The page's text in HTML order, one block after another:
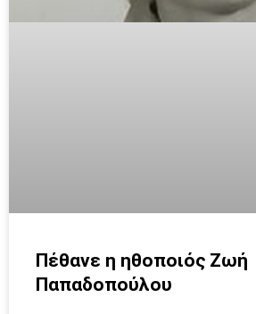
Πέθανε η ηθοποιός Ζωή
Παπαδοπούλου